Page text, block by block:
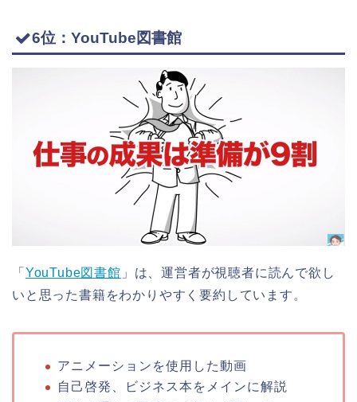
6位：YouTube図書館
「 YouTube図書館 」は、運営者が視聴者に読んで欲し
いと思った書籍をわかりやすく要約しています。
アニメーションを使用した動画
自己啓発、ビジネス本をメインに解説